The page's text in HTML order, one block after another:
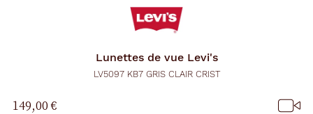
Lunettes de vue Levi's
LV5097 KB7 GRIS CLAIR CRIST
149,00 €